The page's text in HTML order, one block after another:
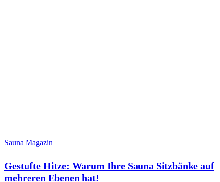
Sauna Magazin
Gestufte Hitze: Warum Ihre Sauna Sitzbänke auf
mehreren Ebenen hat!